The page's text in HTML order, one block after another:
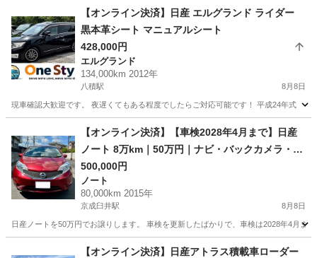
八積駅 エルグランド トヨタヴォクシー
【オンライン決済】日産 エルグランド ライダー
黒本革シート マニュアルシート
428,000円
エルグランド
134,000km 2012年
八積駅 8月8日
現車確認大歓迎です。 夜遅くてもある程度でしたらご対応可能です！ 平成24年式
八積駅 エルグランド 本革
【オンライン決済】【車検2028年4月まで】日産
ノート 8万km｜50万円｜ナビ・バックカメラ・ET
C
500,000円
ノート
80,000km 2015年
京成臼井駅 8月8日
日産ノートを50万円でお譲りします。 車検を更新したばかりで、車検は2028年4月ま
京成臼井駅 ノート
【オンライン決済】日産アトラス積載車ローダー